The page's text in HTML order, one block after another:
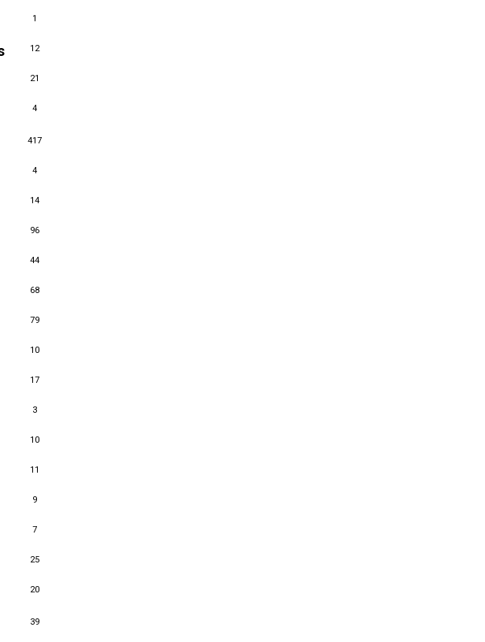
1
12
21
4
417
4
14
96
44
68
79
10
17
3
10
11
9
7
25
20
39